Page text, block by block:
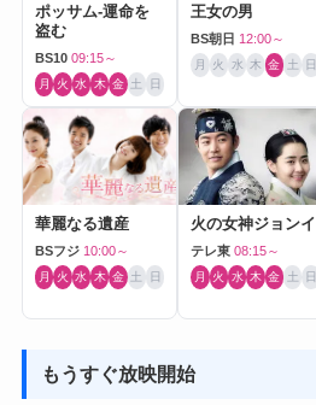
ポッサム-運命を
盗む
BS10 09:15～
月 火 水 木 金 土 日
王女の男
BS朝日 12:00～
月 火 水 木 金 土 日
華麗なる遺産
BSフジ 10:00～
月 火 水 木 金 土 日
火の女神ジョンイ
テレ東 08:15～
月 火 水 木 金 土 日
もうすぐ放映開始